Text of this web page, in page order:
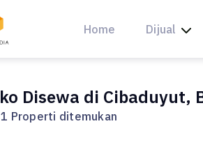
Home Dijual
Disewa di Cibaduyut,
Properti ditemukan